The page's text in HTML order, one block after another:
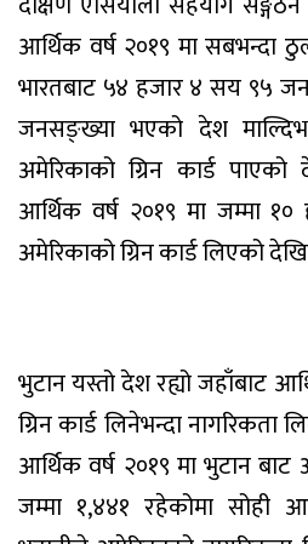
आर्थिक वर्ष २०१९ मा
भारतबाट ५४ हजार ४ सय ९५
जनसङ्ख्या भएको देश
अमेरिकाको ग्रिन कार्ड
आर्थिक वर्ष २०१९ मा जम्मा
अमेरिकाको ग्रिन कार्ड लिएको
भुटान यस्तो देश रह्यो जहाँबाट
ग्रिन कार्ड लिनेभन्दा नागरिकता
आर्थिक वर्ष २०१९ मा भुटान बाट
जम्मा १,४४१ रहेकोमा सोही